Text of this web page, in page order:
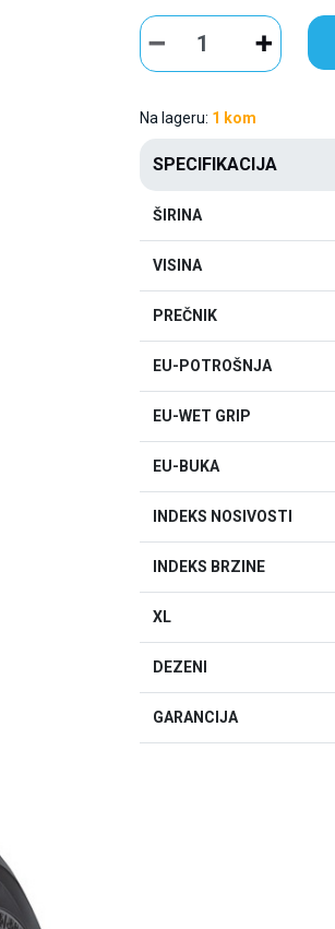
Na lageru: 1 kom
SPECIFIKACIJA
ŠIRINA
VISINA
PREČNIK
EU-POTROŠNJA
EU-WET GRIP
EU-BUKA
INDEKS NOSIVOSTI
INDEKS BRZINE
XL
DEZENI
GARANCIJA